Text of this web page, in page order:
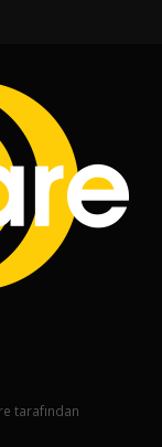
tarafından